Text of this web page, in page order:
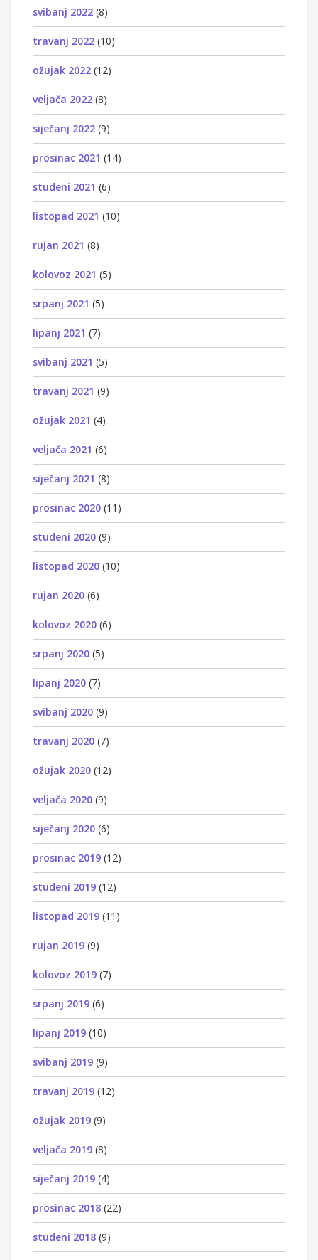
svibanj 2022 (8)
travanj 2022 (10)
ožujak 2022 (12)
veljača 2022 (8)
siječanj 2022 (9)
prosinac 2021 (14)
studeni 2021 (6)
listopad 2021 (10)
rujan 2021 (8)
kolovoz 2021 (5)
srpanj 2021 (5)
lipanj 2021 (7)
svibanj 2021 (5)
travanj 2021 (9)
ožujak 2021 (4)
veljača 2021 (6)
siječanj 2021 (8)
prosinac 2020 (11)
studeni 2020 (9)
listopad 2020 (10)
rujan 2020 (6)
kolovoz 2020 (6)
srpanj 2020 (5)
lipanj 2020 (7)
svibanj 2020 (9)
travanj 2020 (7)
ožujak 2020 (12)
veljača 2020 (9)
siječanj 2020 (6)
prosinac 2019 (12)
studeni 2019 (12)
listopad 2019 (11)
rujan 2019 (9)
kolovoz 2019 (7)
srpanj 2019 (6)
lipanj 2019 (10)
svibanj 2019 (9)
travanj 2019 (12)
ožujak 2019 (9)
veljača 2019 (8)
siječanj 2019 (4)
prosinac 2018 (22)
studeni 2018 (9)